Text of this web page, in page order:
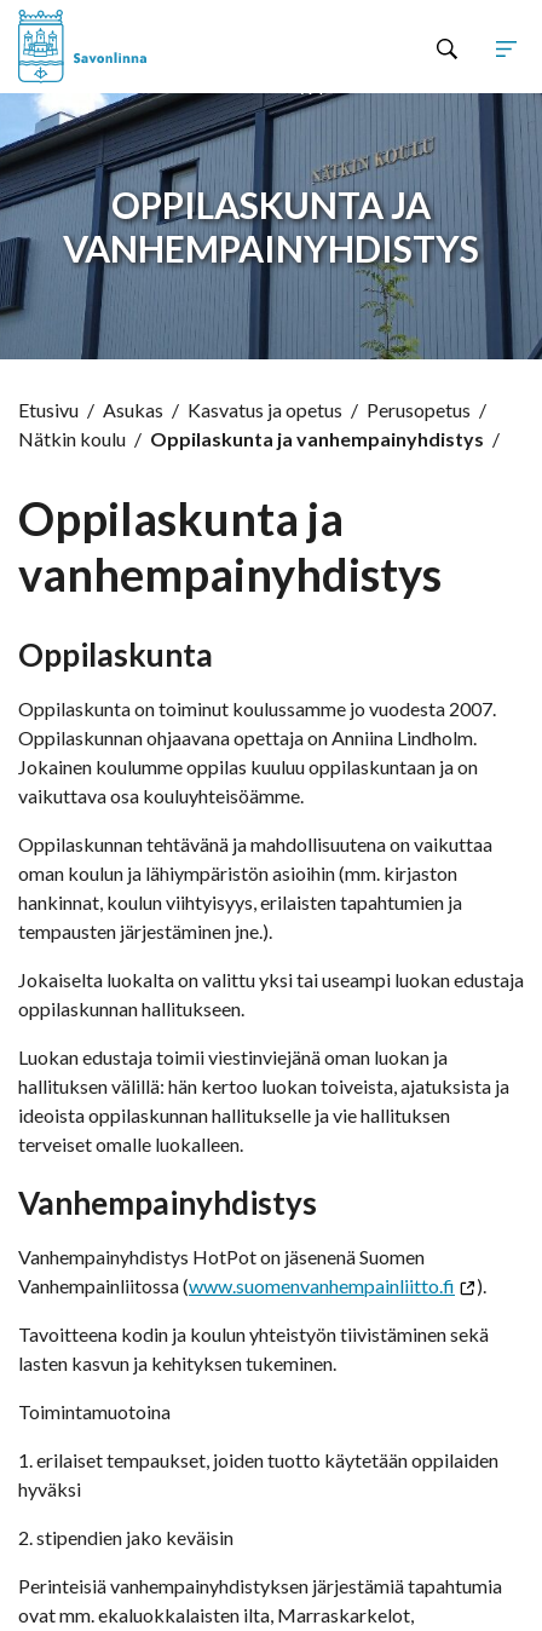
OPPILASKUNTA JA
VANHEMPAINYHDISTYS
Etusivu / Asukas / Kasvatus ja opetus / Perusopetus /
Nätkin koulu / Oppilaskunta ja vanhempainyhdistys /
Oppilaskunta ja
vanhempainyhdistys
Oppilaskunta
Oppilaskunta on toiminut koulussamme jo vuodesta 2007.
Oppilaskunnan ohjaavana opettaja on Anniina Lindholm.
Jokainen koulumme oppilas kuuluu oppilaskuntaan ja on
vaikuttava osa kouluyhteisöämme.
Oppilaskunnan tehtävänä ja mahdollisuutena on vaikuttaa
oman koulun ja lähiympäristön asioihin (mm. kirjaston
hankinnat, koulun viihtyisyys, erilaisten tapahtumien ja
tempausten järjestäminen jne.).
Jokaiselta luokalta on valittu yksi tai useampi luokan edustaja
oppilaskunnan hallitukseen.
Luokan edustaja toimii viestinviejänä oman luokan ja
hallituksen välillä: hän kertoo luokan toiveista, ajatuksista ja
ideoista oppilaskunnan hallitukselle ja vie hallituksen
terveiset omalle luokalleen.
Vanhempainyhdistys
Vanhempainyhdistys HotPot on jäsenenä Suomen
Vanhempainliitossa (www.suomenvanhempainliitto.fi ).
Tavoitteena kodin ja koulun yhteistyön tiivistäminen sekä
lasten kasvun ja kehityksen tukeminen.
Toimintamuotoina
1. erilaiset tempaukset, joiden tuotto käytetään oppilaiden
hyväksi
2. stipendien jako keväisin
Perinteisiä vanhempainyhdistyksen järjestämiä tapahtumia
ovat mm. ekaluokkalaisten ilta, Marraskarkelot,